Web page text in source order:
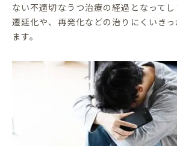
ない不適切なうつ治療の経過となって
遷延化や、再発化などの治りにくいき
ます。